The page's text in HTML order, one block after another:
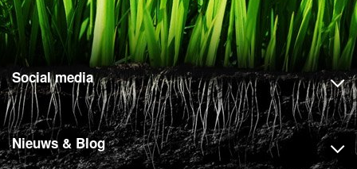
Social media
Nieuws & Blog